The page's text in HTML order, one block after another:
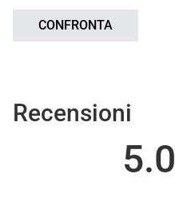
CONFRONTA
Recensioni
5.0